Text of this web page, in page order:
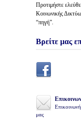
Προτιμήστε
Κοινωνικής
“πηγή”.
Βρείτε μας
μας